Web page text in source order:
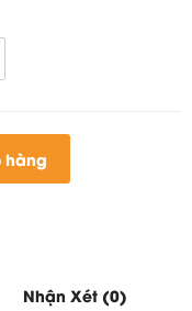
hàng
Nhận Xét (0)